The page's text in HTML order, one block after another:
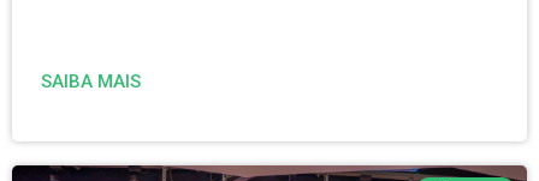
SAIBA MAIS